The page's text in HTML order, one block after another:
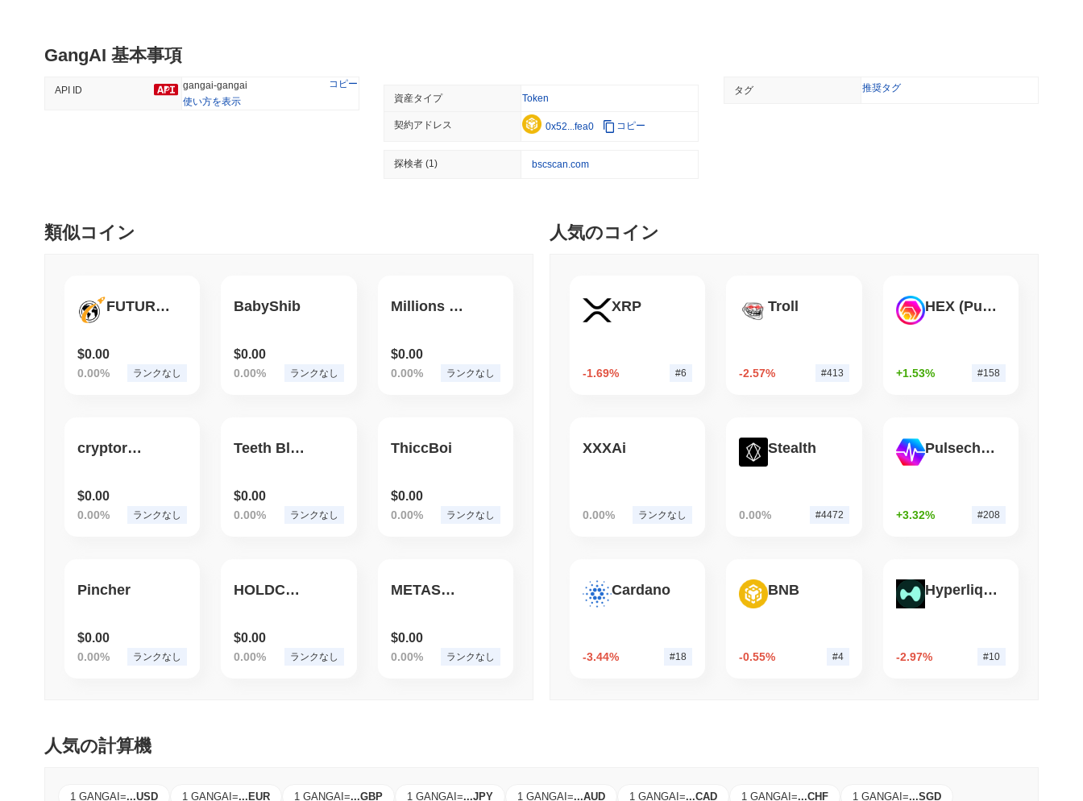
#462
40.29%
-2.97%
ーサリアムへの投資を3倍に増加
ブラックロック、3110億ドルの欧州現金ファンドをイーサリアム上に展開
CRYPTO REGULATIONS USA
August 04 2026
GangAI 基本事項
API ID gangai-gangai
コピー
使い方を表示
資産タイプ Token
契約アドレス 0x52...fea0 コピー
探検者(1) bscscan.com
タグ 推奨タグ
類似コイン
FUTURECOIN
$0.00
0.00% ランクなし
BabyShib
$0.00
0.00% ランクなし
Millions of bettas
$0.00
0.00% ランクなし
cryptoruble
$0.00
0.00% ランクなし
Teeth Block
$0.00
0.00% ランクなし
ThiccBoi
$0.00
0.00% ランクなし
Pincher
$0.00
0.00% ランクなし
HOLDCOIN
$0.00
0.00% ランクなし
METASHIBAMOON
$0.00
0.00% ランクなし
人気のコイン
XRP
-1.69% #6
Troll
-2.57% #413
HEX (Pulsechain)
+1.53% #158
XXXAi
0.00% ランクなし
Stealth
0.00% #4472
Pulsechain
+3.32% #208
Cardano
-3.44% #18
BNB
-0.55% #4
Hyperliquid
-2.97% #10
人気の計算機
1 GANGAI=...USD 1 GANGAI=...EUR 1 GANGAI=...GBP 1 GANGAI=...JPY 1 GANGAI=...AUD 1 GANGAI=...CAD 1 GANGAI=...CHF 1 GANGAI=...SGD